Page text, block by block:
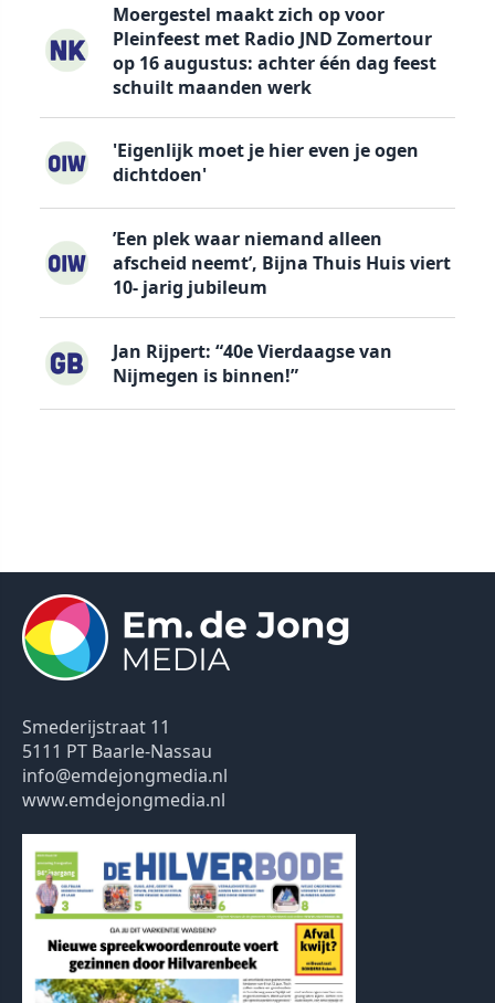
Moergestel maakt zich op voor
Pleinfeest met Radio JND Zomertour
op 16 augustus: achter één dag feest
schuilt maanden werk
'Eigenlijk moet je hier even je ogen
dichtdoen'
’Een plek waar niemand alleen
afscheid neemt’, Bijna Thuis Huis viert
10- jarig jubileum
Jan Rijpert: “40e Vierdaagse van
Nijmegen is binnen!”
Smederijstraat 11
5111 PT Baarle-Nassau
info@emdejongmedia.nl
www.emdejongmedia.nl